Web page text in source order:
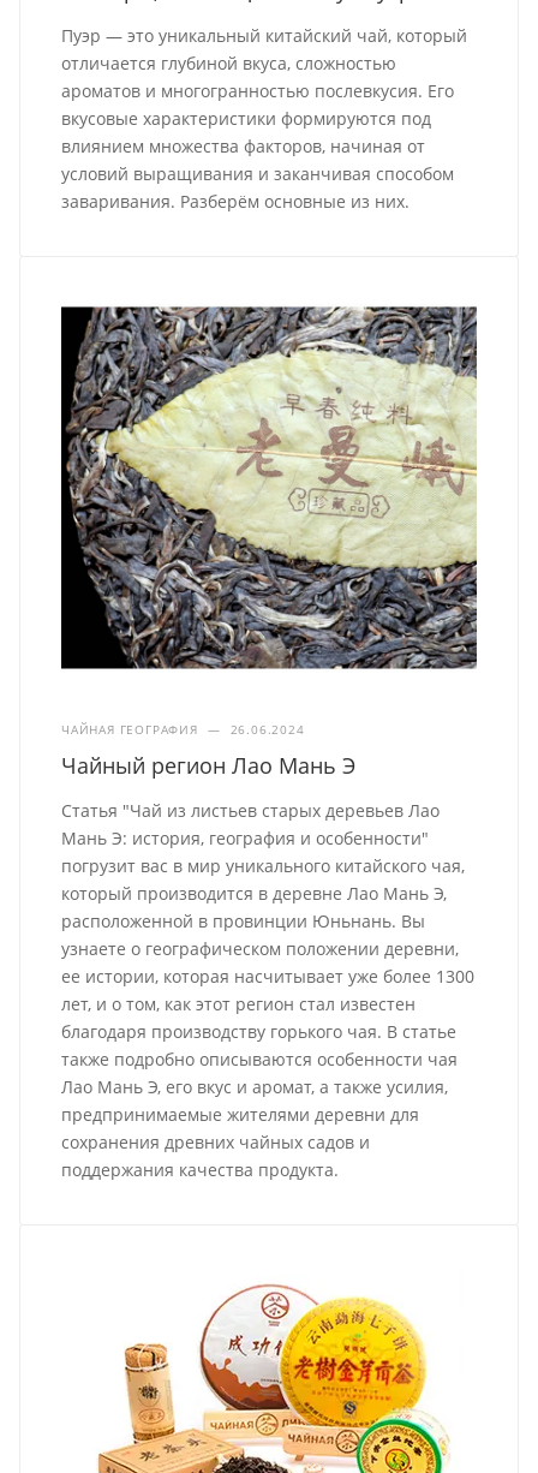
Пуэр — это уникальный китайский чай, который
отличается глубиной вкуса, сложностью
ароматов и многогранностью послевкусия. Его
вкусовые характеристики формируются под
влиянием множества факторов, начиная от
условий выращивания и заканчивая способом
заваривания. Разберём основные из них.
ЧАЙНАЯ ГЕОГРАФИЯ — 26.06.2024
Чайный регион Лао Мань Э
Статья "Чай из листьев старых деревьев Лао
Мань Э: история, география и особенности"
погрузит вас в мир уникального китайского чая,
который производится в деревне Лао Мань Э,
расположенной в провинции Юньнань. Вы
узнаете о географическом положении деревни,
ее истории, которая насчитывает уже более 1300
лет, и о том, как этот регион стал известен
благодаря производству горького чая. В статье
также подробно описываются особенности чая
Лао Мань Э, его вкус и аромат, а также усилия,
предпринимаемые жителями деревни для
сохранения древних чайных садов и
поддержания качества продукта.